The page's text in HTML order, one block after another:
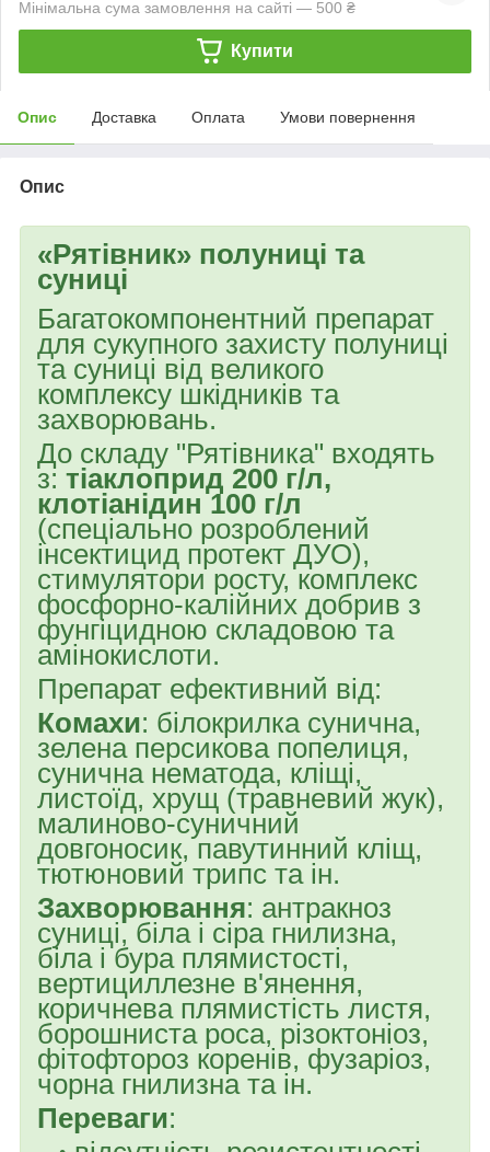
Мінімальна сума замовлення на сайті — 500 ₴
Купити
Опис Доставка Оплата Умови повернення
Опис
«Рятівник» полуниці та
суниці
Багатокомпонентний препарат
для сукупного захисту полуниці
та суниці від великого
комплексу шкідників та
захворювань.
До складу "Рятівника" входять
з: тіаклоприд 200 г/л,
клотіанідин 100 г/л
(спеціально розроблений
інсектицид протект ДУО),
стимулятори росту, комплекс
фосфорно-калійних добрив з
фунгіцидною складовою та
амінокислоти.
Препарат ефективний від:
Комахи: білокрилка сунична,
зелена персикова попелиця,
сунична нематода, кліщі,
листоїд, хрущ (травневий жук),
малиново-суничний
довгоносик, павутинний кліщ,
тютюновий трипс та ін.
Захворювання: антракноз
суниці, біла і сіра гнилизна,
біла і бура плямистості,
вертициллезне в'янення,
коричнева плямистість листя,
борошниста роса, різоктоніоз,
фітофтороз коренів, фузаріоз,
чорна гнилизна та ін.
Переваги: